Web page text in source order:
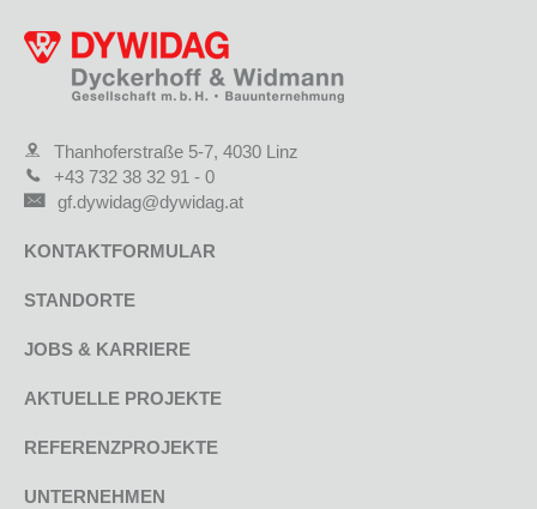
Thanhoferstraße 5-7, 4030 Linz
+43 732 38 32 91 - 0
gf.dywidag@dywidag.at
KONTAKTFORMULAR
STANDORTE
JOBS & KARRIERE
AKTUELLE PROJEKTE
REFERENZPROJEKTE
UNTERNEHMEN